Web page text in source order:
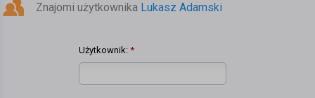
Znajomi użytkownika Lukasz Adamski
Użytkownik: *